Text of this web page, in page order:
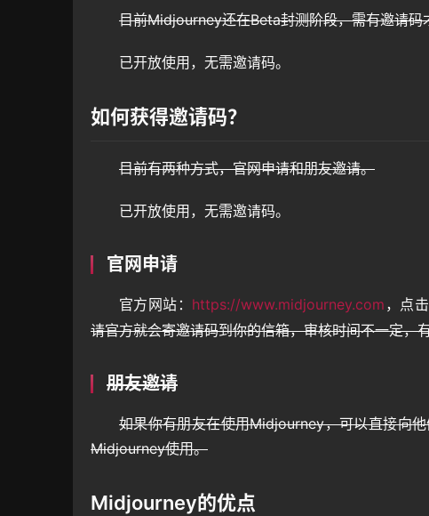
目前Midjourney还在Beta封测阶段，需有邀请码
已开放使用，无需邀请码。
如何获得邀请码？
目前有两种方式，官网申请和朋友邀请。
已开放使用，无需邀请码。
官网申请
官方网站： https://www.midjourney.com ，点
请官方就会寄邀请码到你的信箱，审核时间不一定，
朋友邀请
如果你有朋友在使用Midjourney，可以直接向
Midjourney使用。
Midjourney的优点